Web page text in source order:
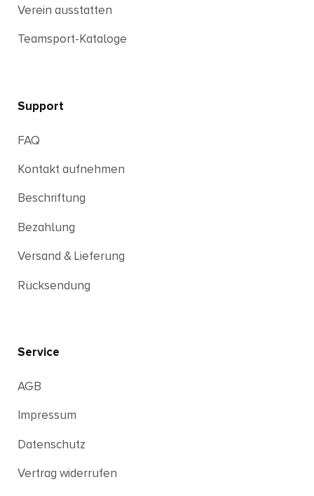
Verein ausstatten
Teamsport-Kataloge
Support
FAQ
Kontakt aufnehmen
Beschriftung
Bezahlung
Versand & Lieferung
Rücksendung
Service
AGB
Impressum
Datenschutz
Vertrag widerrufen